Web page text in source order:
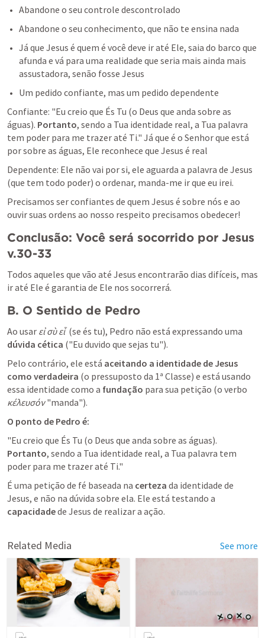
Abandone o seu controle descontrolado
Abandone o seu conhecimento, que não te ensina nada
Já que Jesus é quem é você deve ir até Ele, saia do barco que
afunda e vá para uma realidade que seria mais ainda mais
assustadora, senão fosse Jesus
Um pedido confiante, mas um pedido dependente
Confiante: "Eu creio que És Tu (o Deus que anda sobre as
águas). Portanto, sendo a Tua identidade real, a Tua palavra
tem poder para me trazer até Ti." Já que é o Senhor que está
por sobre as águas, Ele reconhece que Jesus é real
Dependente: Ele não vai por si, ele aguarda a palavra de Jesus
(que tem todo poder) o ordenar, manda-me ir que eu irei.
Precisamos ser confiantes de quem Jesus é sobre nós e ao
ouvir suas ordens ao nosso respeito precisamos obedecer!
Conclusão: Você será socorrido por Jesus
v.30-33
Todos aqueles que vão até Jesus encontrarão dias difíceis, mas
ir até Ele é garantia de Ele nos socorrerá.
B. O Sentido de Pedro
Ao usar εἰ σὺ εἶ
dúvida cética ("Eu duvido que sejas tu").
Pelo contrário, ele está aceitando a identidade de Jesus
como verdadeira (o pressuposto da 1ª Classe) e está usando
essa identidade como a fundação
κέλευσόν "manda").
O ponto de Pedro é:
Portanto, sendo a Tua identidade real, a Tua palavra tem
poder para me trazer até Ti."
É uma petição de fé baseada na certeza da identidade de
capacidade de Jesus de realizar a ação.
Related Media See more